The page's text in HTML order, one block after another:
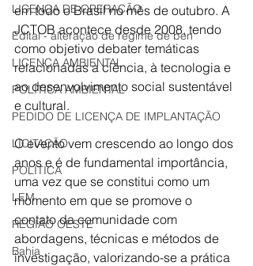
LICENÇA DE OPERAÇÃO
Edital - alteração de regime de ben
LICENÇA AMBIENTAL
POLÍTICA AMBIENTAL
PEDIDO DE LICENÇA DE IMPLANTAÇÃO
LICITAÇÃO
POLÍTICA
LEM
REGIÃO OESTE
Bahia
em todo o Brasil no mês de outubro. A
JCTOB acontece desde 2008, tendo
como objetivo debater temáticas
relacionadas à ciência, à tecnologia e
ao desenvolvimento social sustentável
e cultural.
O evento vem crescendo ao longo dos
anos e é de fundamental importância,
uma vez que se constitui como um
momento em que se promove o
contato da comunidade com
abordagens, técnicas e métodos de
investigação, valorizando-se a prática